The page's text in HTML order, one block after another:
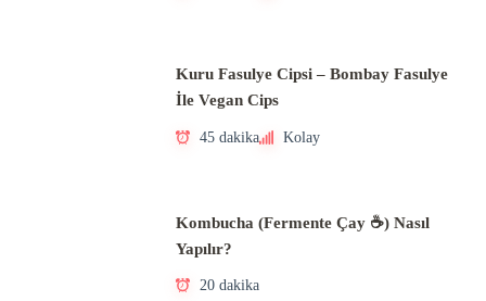
Kuru Fasulye Cipsi – Bombay Fasulye
İle Vegan Cips
45 dakika Kolay
Kombucha (Fermente Çay ☕) Nasıl
Yapılır?
20 dakika